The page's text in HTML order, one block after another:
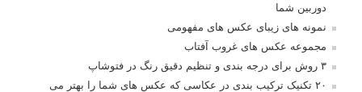
دوربین شما
نمونه های زیبای عکس های مفهومی
مجموعه عکس های غروب آفتاب
۳ روش برای درجه بندی و تنظیم دقیق رنگ در فتوشاپ
۲۰ تکنیک ترکیب بندی در عکاسی که عکس های شما را بهتر می